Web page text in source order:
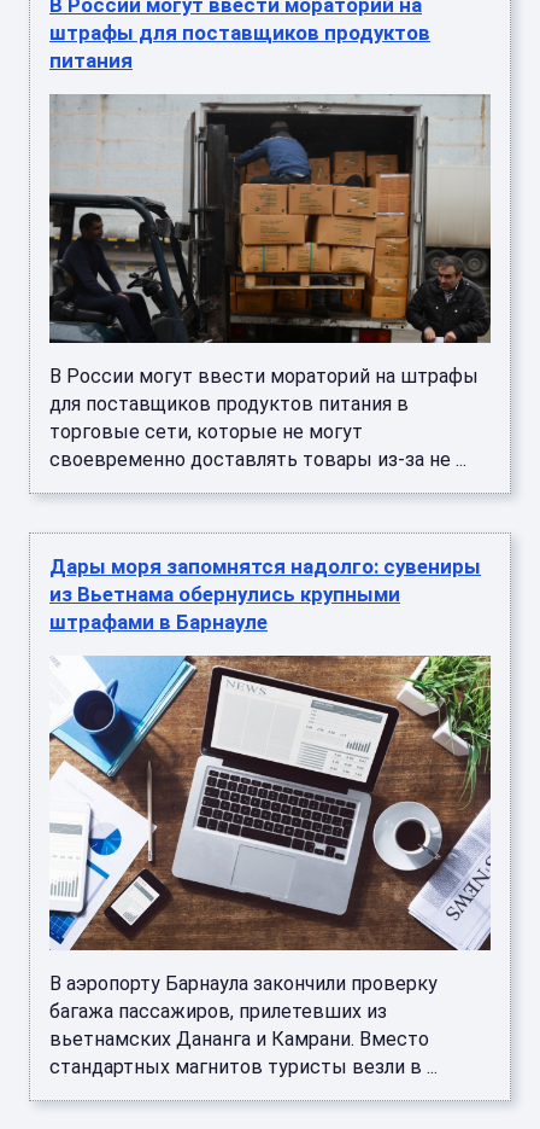
В России могут ввести мораторий на
штрафы для поставщиков продуктов
питания
В России могут ввести мораторий на штрафы
для поставщиков продуктов питания в
торговые сети, которые не могут
своевременно доставлять товары из-за не ...
Дары моря запомнятся надолго: сувениры
из Вьетнама обернулись крупными
штрафами в Барнауле
В аэропорту Барнаула закончили проверку
багажа пассажиров, прилетевших из
вьетнамских Дананга и Камрани. Вместо
стандартных магнитов туристы везли в ...